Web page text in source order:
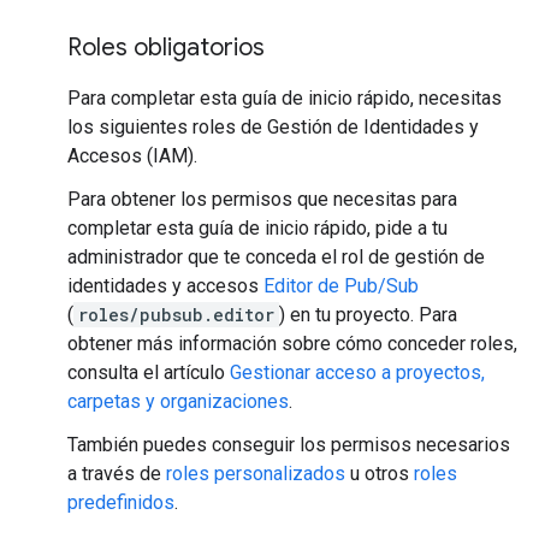
Roles obligatorios
Para completar esta guía de inicio rápido, necesitas
los siguientes roles de Gestión de Identidades y
Accesos (IAM).
Para obtener los permisos que necesitas para
completar esta guía de inicio rápido, pide a tu
administrador que te conceda el rol de gestión de
identidades y accesos Editor de Pub/Sub
( roles/pubsub.editor ) en tu proyecto. Para
obtener más información sobre cómo conceder roles,
consulta el artículo Gestionar acceso a proyectos,
carpetas y organizaciones.
También puedes conseguir los permisos necesarios
a través de roles personalizados u otros roles
predefinidos.